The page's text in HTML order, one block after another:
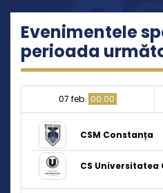
Evenimentele
perioada
07 feb. 00:00
CSM Constanța
CS Universitatea